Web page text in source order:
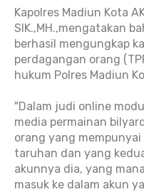
Kapolres Madiun Kota
SIK.,MH.,mengatakan
berhasil mengungkap
perdagangan orang
hukum Polres Madiun
"Dalam judi online
media permainan
orang yang
taruhan dan yang
akunnya dia, yang
masuk ke dalam akun